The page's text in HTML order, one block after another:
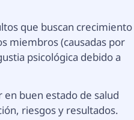
que buscan crecimiento
miembros (causadas por
psicológica debido a
en buen estado de salud
riesgos y resultados.